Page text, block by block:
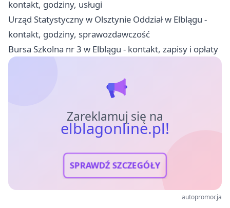
kontakt, godziny, usługi
Urząd Statystyczny w Olsztynie Oddział w Elblągu -
kontakt, godziny, sprawozdawczość
Bursa Szkolna nr 3 w Elblągu - kontakt, zapisy i opłaty
Zareklamuj się na
elblagonline.pl!
SPRAWDŹ SZCZEGÓŁY
autopromocja